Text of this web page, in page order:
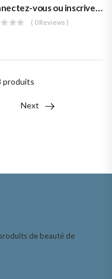
Connectez-vous ou inscrivez-vous pour voir les prix
( 0 Reviews )
produits
Next
de beauté de